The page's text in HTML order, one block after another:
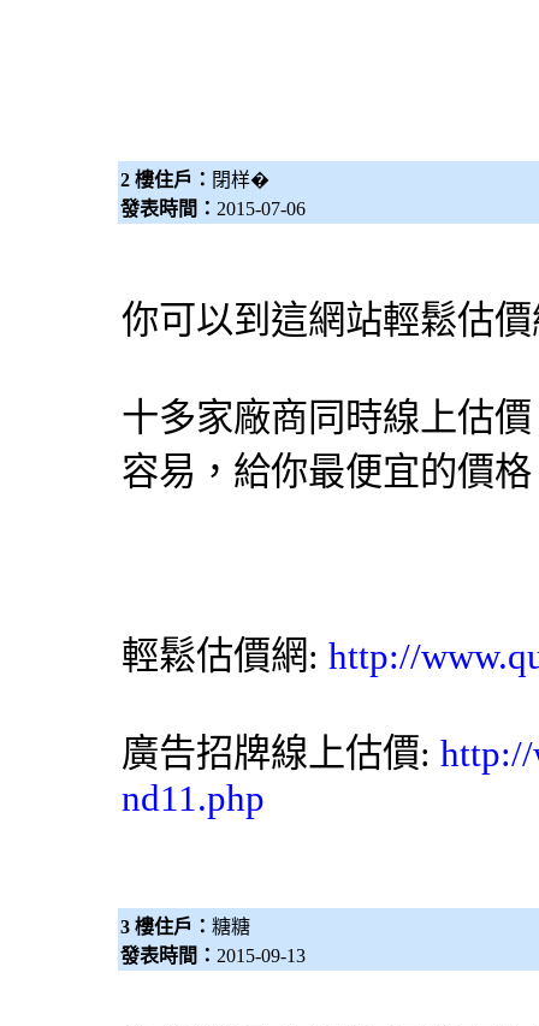
2 樓住戶： 閉样�
發表時間： 2015-07-06
你可以到這網站輕鬆估
十多家廠商同時線上估
容易，給你最便宜的價
輕鬆估價網: http://
廣告招牌線上估價: http://
nd11.php
3 樓住戶： 糖糖
發表時間： 2015-09-13